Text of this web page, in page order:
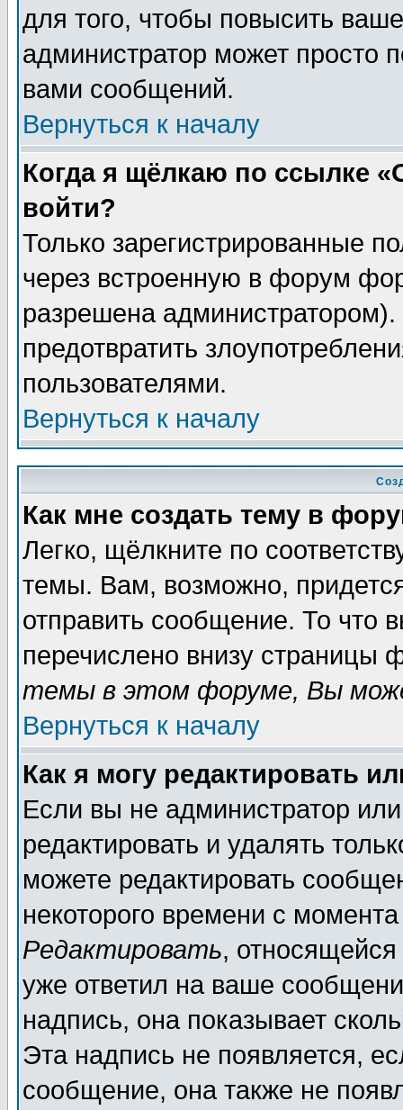
для того, чтобы повысить
администратор может просто
вами сообщений.
Вернуться к началу
Когда я щёлкаю по ссылке
войти?
Только зарегистрированные
через встроенную в форум
разрешена
предотвратить
пользователями.
Вернуться к началу
Как мне создать тему в
Легко, щёлкните по
темы. Вам, возможно,
отправить сообщение. То что
перечислено внизу страницы
темы в этом форуме, Вы
Вернуться к началу
Как я могу редактировать
Если вы не администратор
редактировать и удалять
можете редактировать
некоторого времени с
Редактировать,
уже ответил на ваше
надпись, она показывает
Эта надпись не появляется,
сообщение, она также не